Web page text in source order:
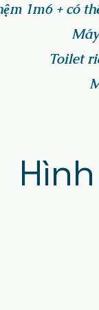
1m6 + có
Toilet